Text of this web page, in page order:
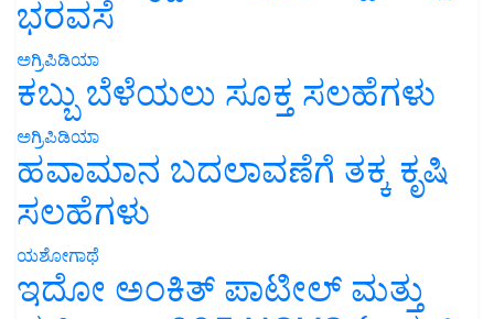
ಭರವಸೆ
ಅಗ್ರಿಪಿಡಿಯಾ
ಕಬ್ಬು ಬೆಳೆಯಲು ಸೂಕ್ತ ಸಲಹೆಗಳು
ಅಗ್ರಿಪಿಡಿಯಾ
ಹವಾಮಾನ ಬದಲಾವಣೆಗೆ ತಕ್ಕ ಕೃಷಿ
ಸಲಹೆಗಳು
ಯಶೋಗಾಥೆ
ಇದೋ ಅಂಕಿತ್ ಪಾಟೀಲ್ ಮತ್ತು